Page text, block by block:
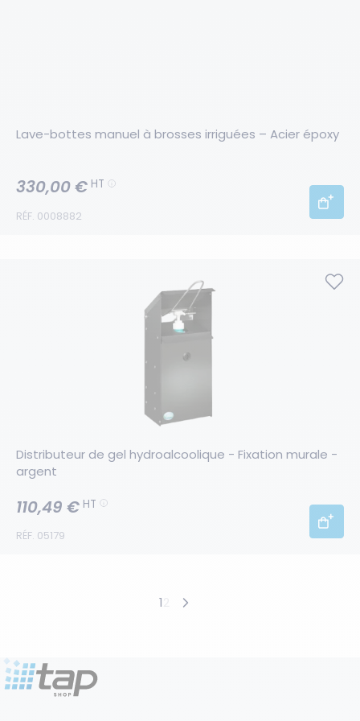
Lave-bottes manuel à brosses irriguées – Acier époxy
RÉF. 0008882
330,00 € HT
Distributeur de gel hydroalcoolique - Fixation murale -
argent
RÉF. 05179
110,49 € HT
Produits précédents
1 Produits suivants